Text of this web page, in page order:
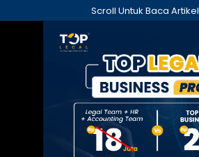
ke
Scroll Untuk Baca Artikel